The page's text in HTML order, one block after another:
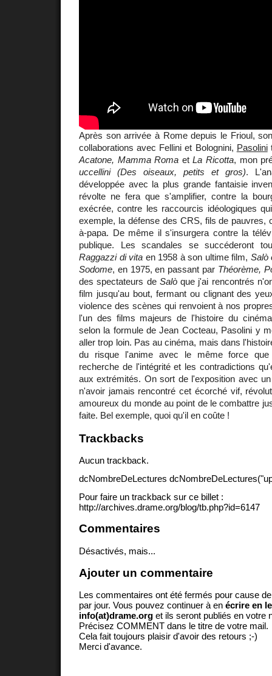
Après son arrivée à Rome depuis le Frioul,
collaborations avec Fellini et Bolognini, Pasolini
Acatone, Mamma Roma etLa Ricotta, mon
uccellini (Des oiseaux, petits et gros).
développée avec la plus grande fantaisie
révolte ne fera que s'amplifier, contre la
exécrée, contre les raccourcis idéologiques
exemple, la défense des CRS, fils de pauvres,
à-papa. De même il s'insurgera contre la
publique. Les scandales se succéderont
Raggazzi di vita en 1958 à son ultime film, Salò
Sodome, en 1975, en passant par Théorème,
des spectateurs de Salòque j'ai rencontrés
film jusqu'au bout, fermant ou clignant des
violence des scènes qui renvoient à nos
l'un des films majeurs de l'histoire du
selon la formule de Jean Cocteau, Pasolini y
aller trop loin. Pas au cinéma, mais dans
du risque l'anime avec le même force
recherche de l'intégrité et les contradictions
aux extrémités. On sort de l'exposition avec
n'avoir jamais rencontré cet écorché vif,
amoureux du monde au point de le combattre
faite. Bel exemple, quoi qu'il en coûte !
Trackbacks
Aucun trackback.
dcNombreDeLectures
Pour faire un trackback sur ce billet :
http://archives.drame.org/blog/tb.php?id=6147
Commentaires
Désactivés, mais...
Ajouter un commentaire
Les commentaires ont été fermés pour cause
par jour. Vous pouvez continuer à en écrire en
info(at)drame.org et ils seront publiés en votre
Précisez COMMENT dans le titre de votre mail.
Cela fait toujours plaisir d'avoir des retours ;-)
Merci d'avance.